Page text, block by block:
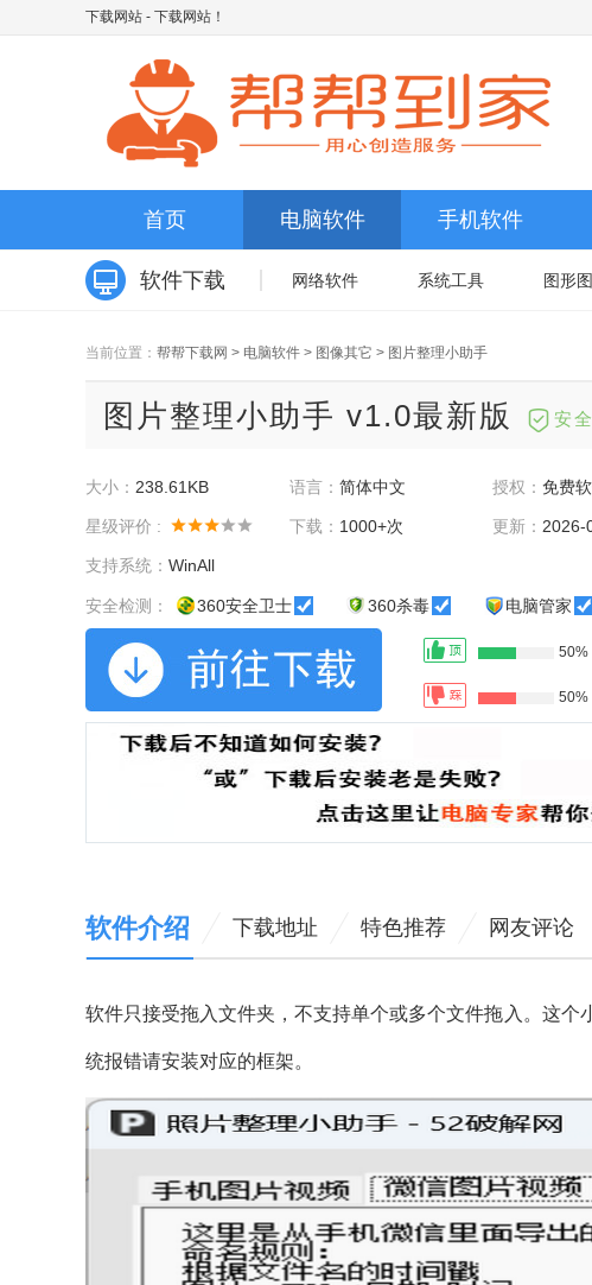
下载网站 - 下载网站！
首页 电脑软件 手机软件
软件下载 网络软件 系统工具 图形
当前位置： 帮帮下载网 > 电脑软件 > 图像其它 > 图片整理小助手
图片整理小助手 v1.0最新版 安全
大小： 238.61KB 语言： 简体中文 授权：免费
星级评价 : 下载： 1000+次 更新： 2026-
支持系统： WinAll
安全检测： 360安全卫士 360杀毒 电脑管家
50%
50%
软件介绍 下载地址 特色推荐 网友评论
软件只接受拖入文件夹，不支持单个或多个文件拖入。这个
统报错请安装对应的框架。